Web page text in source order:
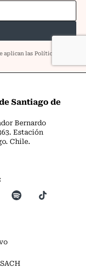
Santiago de
Bernardo
Estación
Chile.